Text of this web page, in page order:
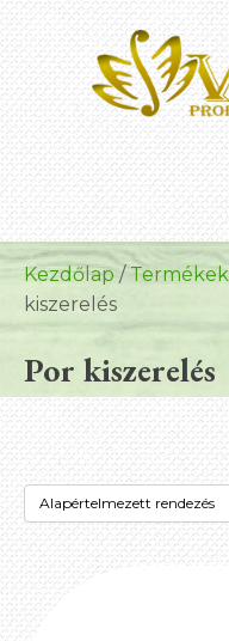
Kezdőlap / Termékek
kiszerelés
Por kiszerelés